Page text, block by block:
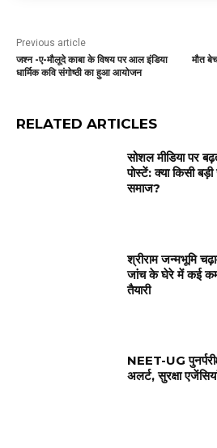
Previous article
जश्न -ए-मौलूदे काबा के विषय पर आल इंडिया
धार्मिक कवि संगोष्ठी का हुआ आयोजन
मौत
RELATED ARTICLES
सोशल मीडिया पर
पोस्टें: क्या किसी
समाज?
श्रीराम जन्मभूमि
जांच के घेरे में कई
तैयारी
NEET-UG
अलर्ट, सुरक्षा